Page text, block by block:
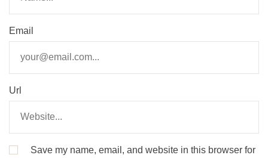
Email
Url
Save my name, email, and website in this browser for